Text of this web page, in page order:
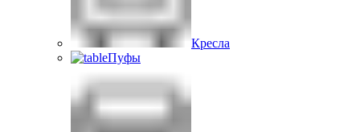
Кресла
Пуфы